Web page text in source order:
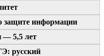
защите информации
— 5,5 лет
русский